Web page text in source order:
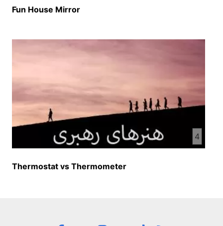
Fun House Mirror
4
Thermostat vs Thermometer